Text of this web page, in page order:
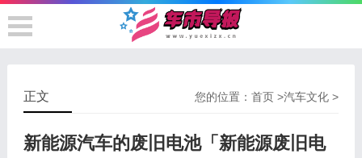
您的位置：首页 >汽车文化 >
正文
新能源汽车的废旧电池「新能源废旧电